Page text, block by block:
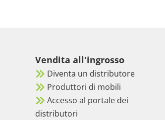
Vendita all'ingrosso
Diventa un distributore
Produttori di mobili
Accesso al portale dei
distributori